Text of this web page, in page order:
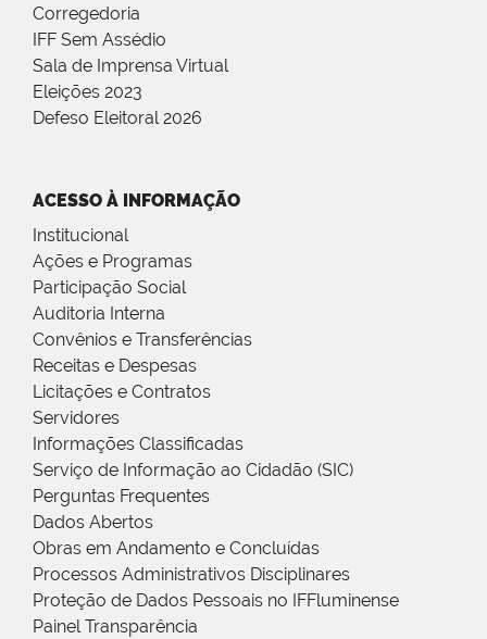
Corregedoria
IFF Sem Assédio
Sala de Imprensa Virtual
Eleições 2023
Defeso Eleitoral 2026
ACESSO À INFORMAÇÃO
Institucional
Ações e Programas
Participação Social
Auditoria Interna
Convênios e Transferências
Receitas e Despesas
Licitações e Contratos
Servidores
Informações Classificadas
Serviço de Informação ao Cidadão (SIC)
Perguntas Frequentes
Dados Abertos
Obras em Andamento e Concluídas
Processos Administrativos Disciplinares
Proteção de Dados Pessoais no IFFluminense
Painel Transparência